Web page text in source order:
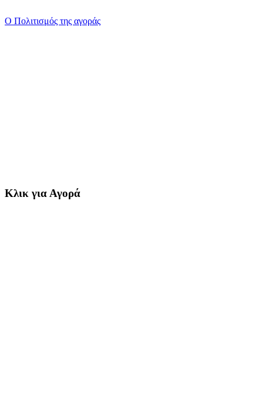
Ο Πολιτισμός της αγοράς
Κλικ για Αγορά